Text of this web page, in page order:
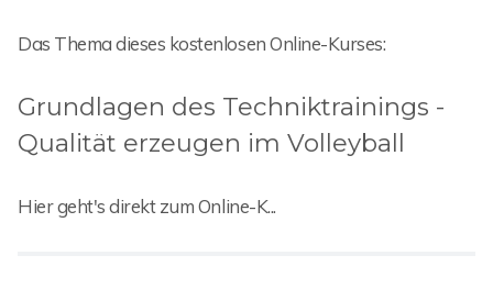
Das Thema dieses kostenlosen Online-Kurses:
Grundlagen des Techniktrainings -
Qualität erzeugen im Volleyball
Hier geht's direkt zum Online-K...